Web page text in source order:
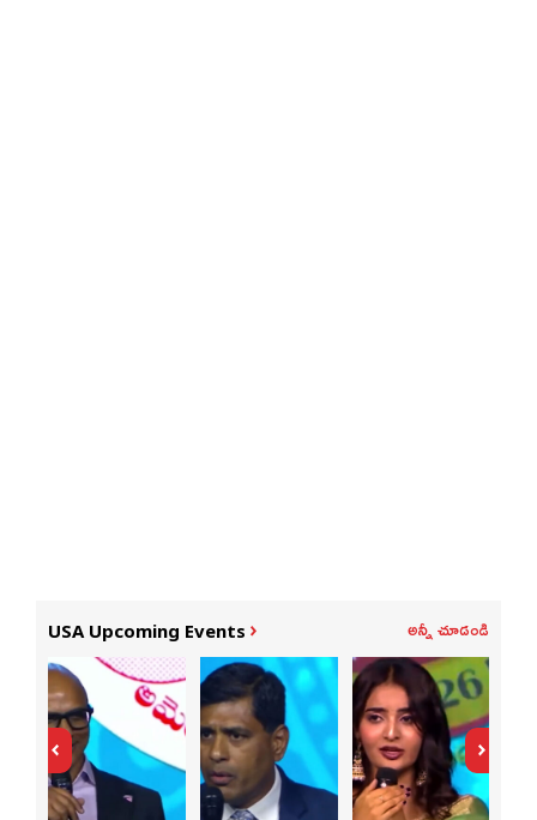
USA Upcoming Events అన్నీ చూడండి